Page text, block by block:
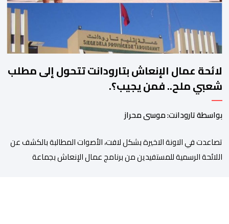
لائحة عمال الإنعاش بتارودانت تتحول إلى مطلب
شعبي ملح.. فمن يجيب؟.
بواسطة تارودانت: موسى محراز
تصاعدت في الاونة الاخيرة بشكل لافت، الأصوات المطالبة بالكشف عن
اللائحة الرسمية للمستفيدين من برنامج عمال الإنعاش بجماعة